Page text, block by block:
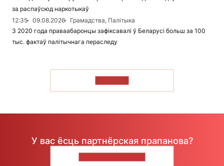
за распаўсюд наркотыкаў
12:35
09.08.2026
Грамадства, Палітыка
З 2020 года праваабаронцы зафіксавалі ў Беларусі больш за 100
тыс. фактаў палітычнага пераследу
У вас ёсць партнёрская прапанова?